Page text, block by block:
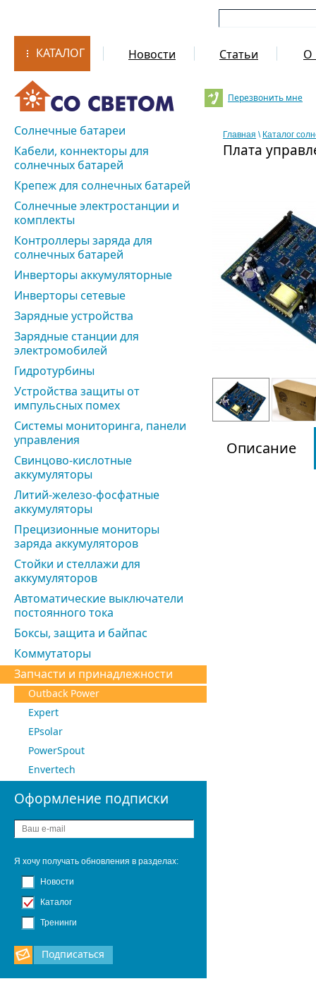
КАТАЛОГ Новости Статьи О
Перезвонить мне
Солнечные батареи
Кабели, коннекторы для
солнечных батарей
Крепеж для солнечных батарей
Солнечные электростанции и
комплекты
Контроллеры заряда для
солнечных батарей
Инверторы аккумуляторные
Инверторы сетевые
Зарядные устройства
Зарядные станции для
электромобилей
Гидротурбины
Устройства защиты от
импульсных помех
Системы мониторинга, панели
управления
Свинцово-кислотные
аккумуляторы
Литий-железо-фосфатные
аккумуляторы
Прецизионные мониторы
заряда аккумуляторов
Стойки и стеллажи для
аккумуляторов
Автоматические выключатели
постоянного тока
Боксы, защита и байпас
Коммутаторы
Запчасти и принадлежности
Outback Power
Expert
EPsolar
PowerSpout
Envertech
Оформление подписки
Я хочу получать обновления в разделах:
Новости
Каталог
Тренинги
Подписаться
Главная \ Каталог
Плата
Описание